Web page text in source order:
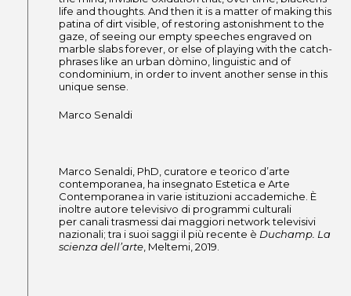
life and thoughts. And then it is a matter of making this
patina of dirt visible, of restoring astonishment to the
gaze, of seeing our empty speeches engraved on
marble slabs forever, or else of playing with the catch-
phrases like an urban dòmino, linguistic and of
condominium, in order to invent another sense in this
unique sense.
Marco Senaldi
Marco Senaldi, PhD, curatore e teorico d’arte
contemporanea, ha insegnato Estetica e Arte
Contemporanea in varie istituzioni accademiche. È
inoltre autore televisivo di programmi culturali
per canali trasmessi dai maggiori network televisivi
nazionali; tra i suoi saggi il più recente è Duchamp. La
scienza dell’arte , Meltemi, 2019.